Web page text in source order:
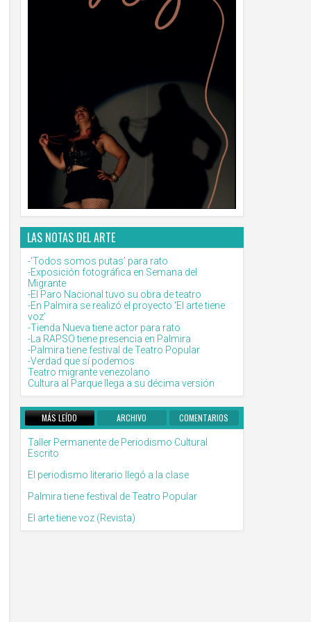
LAS NOTAS DEL ARTE
-‘Todos somos putas’ para rato
-Exposición fotográfica en Semana del
Migrante
-El Paro Nacional tuvo su obra de teatro
-En Palmira se realizó el proyecto ‘El arte tiene
voz’
-Tienda Nueva tiene actor para rato
-La RAPSO tiene presencia en Palmira
-Palmira tiene festival de Teatro Popular
-Verdad que sí podemos
Teatro migrante venezolano
Cultura al Parque llega a su décima versión
MÁS LEÍDO ARCHIVO COMENTARIOS
Taller Permanente de Periodismo Cultural
Escrito
El periodismo literario llegó a la clase
Palmira tiene festival de Teatro Popular
El arte tiene voz (Revista)